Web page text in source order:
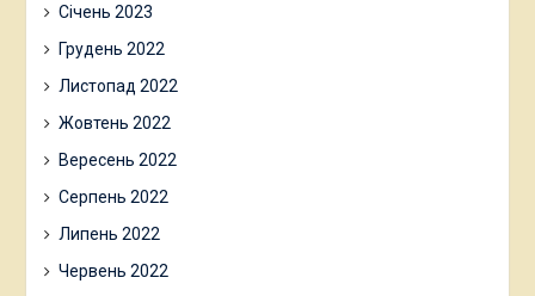
Січень 2023
Грудень 2022
Листопад 2022
Жовтень 2022
Вересень 2022
Серпень 2022
Липень 2022
Червень 2022